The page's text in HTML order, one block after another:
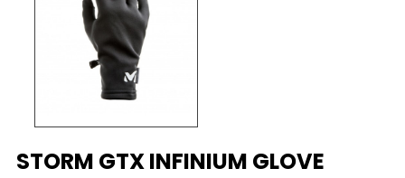
STORM GTX INFINIUM GLOVE